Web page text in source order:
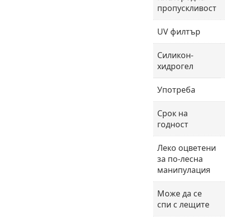
пропускливост
UV филтър
Силикон-
хидрогел
Употреба
Срок на
годност
Леко оцветени
за по-лесна
манипулация
Може да се
спи с лещите